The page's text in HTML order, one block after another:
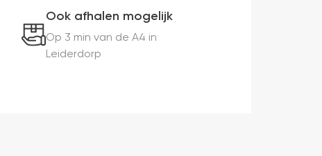
Ook afhalen mogelijk
Op 3 min van de A4 in
Leiderdorp